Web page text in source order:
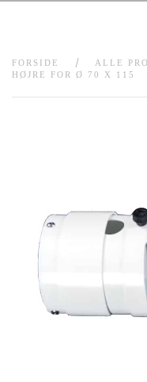
FORSIDE ALLE
HØJRE FOR Ø 70 X 115